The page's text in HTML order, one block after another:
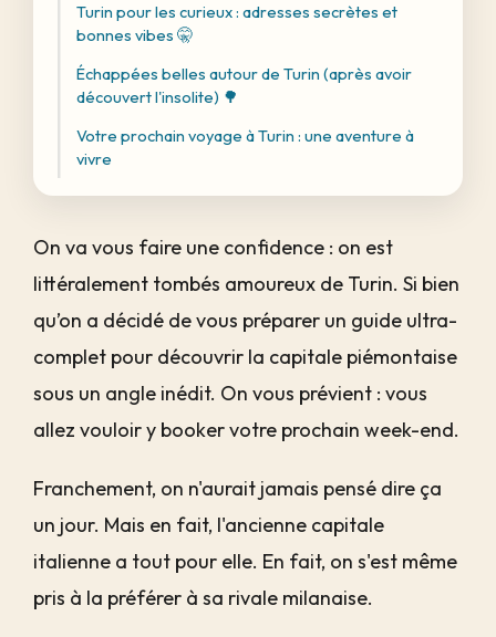
Turin pour les curieux : adresses secrètes et
bonnes vibes 🤫
Échappées belles autour de Turin (après avoir
découvert l'insolite) 🌳
Votre prochain voyage à Turin : une aventure à
vivre
On va vous faire une confidence : on est
littéralement tombés amoureux de Turin. Si bien
qu’on a décidé de vous préparer un guide ultra-
complet pour découvrir la capitale piémontaise
sous un angle inédit. On vous prévient : vous
allez vouloir y booker votre prochain week-end.
Franchement, on n'aurait jamais pensé dire ça
un jour. Mais en fait, l'ancienne capitale
italienne a tout pour elle. En fait, on s'est même
pris à la préférer à sa rivale milanaise.